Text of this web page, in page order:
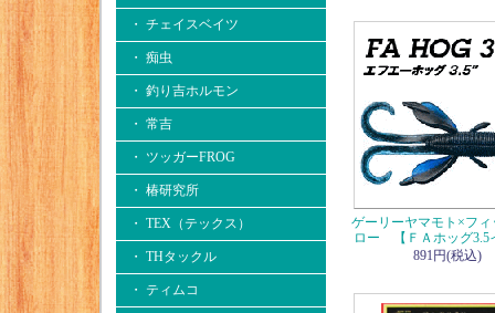
・ チェイスベイツ
・ 痴虫
・ 釣り吉ホルモン
・ 常吉
・ ツッガーFROG
・ 椿研究所
・ TEX（テックス）
・ THタックル
・ ティムコ
ゲーリーヤマモト×フィ
ロー 【ＦＡホッグ3.5
891円(税込)